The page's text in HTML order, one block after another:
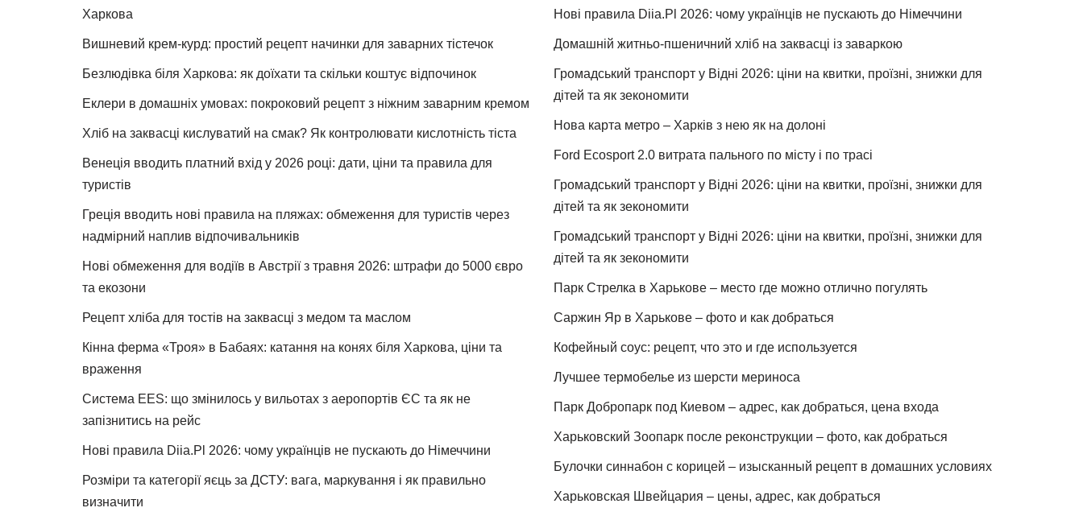
Харкова
Вишневий крем-курд: простий рецепт начинки для заварних тістечок
Безлюдівка біля Харкова: як доїхати та скільки коштує відпочинок
Еклери в домашніх умовах: покроковий рецепт з ніжним заварним кремом
Хліб на заквасці кислуватий на смак? Як контролювати кислотність тіста
Венеція вводить платний вхід у 2026 році: дати, ціни та правила для
туристів
Греція вводить нові правила на пляжах: обмеження для туристів через
надмірний наплив відпочивальників
Нові обмеження для водіїв в Австрії з травня 2026: штрафи до 5000 євро
та екозони
Рецепт хліба для тостів на заквасці з медом та маслом
Кінна ферма «Троя» в Бабаях: катання на конях біля Харкова, ціни та
враження
Система EES: що змінилось у вильотах з аеропортів ЄС та як не
запізнитись на рейс
Нові правила Diia.Pl 2026: чому українців не пускають до Німеччини
Розміри та категорії яєць за ДСТУ: вага, маркування і як правильно
визначити
Нові правила Diia.Pl 2026: чому українців не пускають до Німеччини
Домашній житньо-пшеничний хліб на заквасці із заваркою
Громадський транспорт у Відні 2026: ціни на квитки, проїзні, знижки для
дітей та як зекономити
Нова карта метро – Харків з нею як на долоні
Ford Ecosport 2.0 витрата пального по місту і по трасі
Громадський транспорт у Відні 2026: ціни на квитки, проїзні, знижки для
дітей та як зекономити
Громадський транспорт у Відні 2026: ціни на квитки, проїзні, знижки для
дітей та як зекономити
Парк Стрелка в Харькове – место где можно отлично погулять
Саржин Яр в Харькове – фото и как добраться
Кофейный соус: рецепт, что это и где используется
Лучшее термобелье из шерсти мериноса
Парк Добропарк под Киевом – адрес, как добраться, цена входа
Харьковский Зоопарк после реконструкции – фото, как добраться
Булочки синнабон с корицей – изысканный рецепт в домашних условиях
Харьковская Швейцария – цены, адрес, как добраться